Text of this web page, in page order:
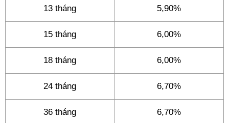
13 tháng 5,90%
15 tháng 6,00%
18 tháng 6,00%
24 tháng 6,70%
36 tháng 6,70%